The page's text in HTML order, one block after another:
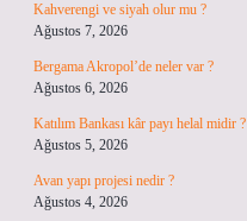
Kahverengi ve siyah olur mu ?
Ağustos 7, 2026
Bergama Akropol’de neler var ?
Ağustos 6, 2026
Katılım Bankası kâr payı helal midir ?
Ağustos 5, 2026
Avan yapı projesi nedir ?
Ağustos 4, 2026